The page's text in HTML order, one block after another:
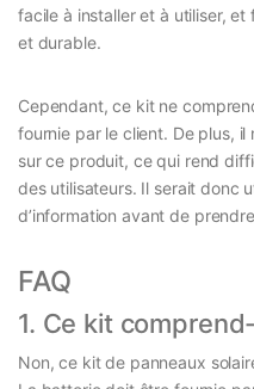
facile à installer et à utiliser, et
et durable.
Cependant, ce kit ne
fournie par le client. De plus, il
sur ce produit, ce qui rend
des utilisateurs. Il serait donc
d’information avant de
FAQ
1. Ce kit
Non, ce kit de panneaux